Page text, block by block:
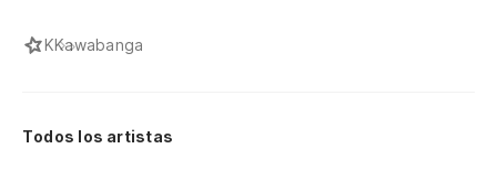
KKawabanga
Todos los artistas